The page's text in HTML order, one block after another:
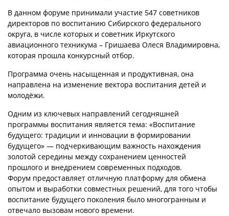
В данном форуме принимали участие 547 советников
директоров по воспитанию Сибирского федерального
округа, в числе которых и советник Иркутского
авиационного техникума – Гришаева Олеся Владимировна,
которая прошла конкурсный отбор.
Программа очень насыщенная и продуктивная, она
направлена на изменение вектора воспитания детей и
молодёжи.
Одним из ключевых направлений сегодняшней
программы воспитания является тема: «Воспитание
будущего: традиции и инновации в формировании
будущего» — подчеркивающим важность нахождения
золотой середины между сохранением ценностей
прошлого и внедрением современных подходов.
Форум предоставляет отличную платформу для обмена
опытом и выработки совместных решений, для того чтобы
воспитание будущего поколения было многогранным и
отвечало вызовам нового времени.